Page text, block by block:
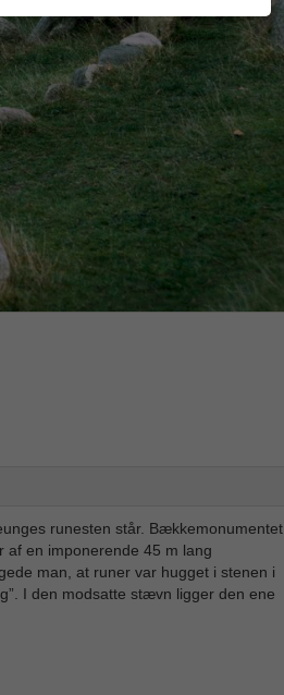
runesten står. Bækkemonumentet
en imponerende 45 m lang
man, at runer var hugget i stenen i
I den modsatte stævn ligger den ene